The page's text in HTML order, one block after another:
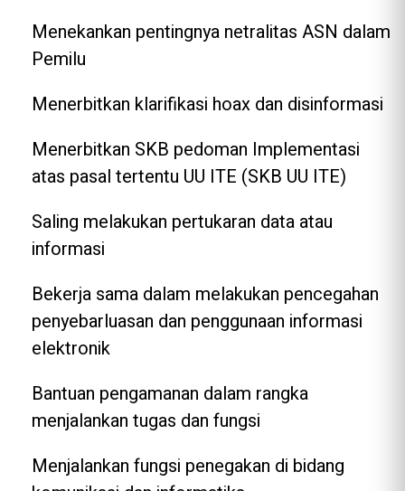
Menekankan pentingnya netralitas ASN dalam
Pemilu
Menerbitkan klarifikasi hoax dan disinformasi
Menerbitkan SKB pedoman Implementasi
atas pasal tertentu UU ITE (SKB UU ITE)
Saling melakukan pertukaran data atau
informasi
Bekerja sama dalam melakukan pencegahan
penyebarluasan dan penggunaan informasi
elektronik
Bantuan pengamanan dalam rangka
menjalankan tugas dan fungsi
Menjalankan fungsi penegakan di bidang